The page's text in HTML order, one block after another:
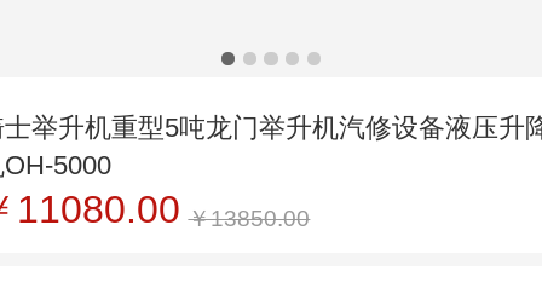
举升机重型5吨龙门举升机汽修设备液压升
5000
11080.00 ￥13850.00